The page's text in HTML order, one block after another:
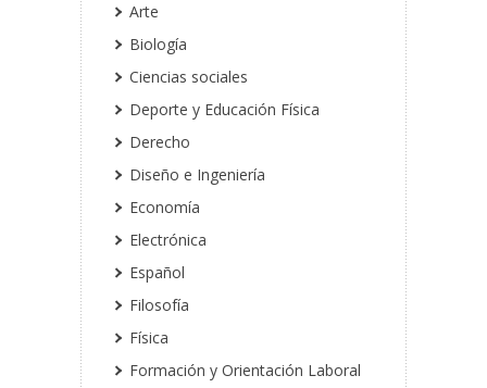
Arte
Biología
Ciencias sociales
Deporte y Educación Física
Derecho
Diseño e Ingeniería
Economía
Electrónica
Español
Filosofía
Física
Formación y Orientación Laboral